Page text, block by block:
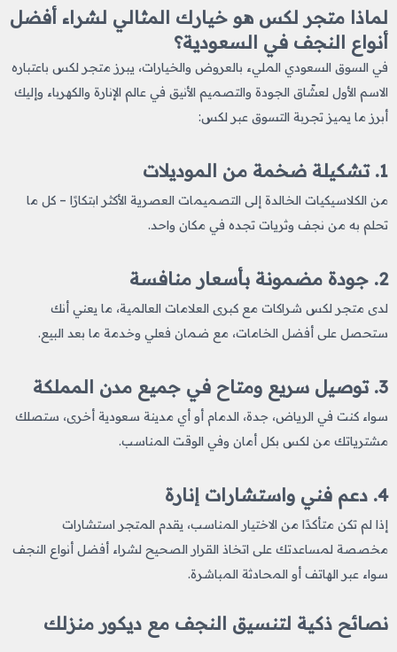
لماذا متجر لكس هو خيارك المثالي لشراء أفضل
أنواع النجف في السعودية؟
في السوق السعودي المليء بالعروض والخيارات، يبرز متجر لكس باعتباره
الاسم الأول لعشّاق الجودة والتصميم الأنيق في عالم الإنارة والكهرباء وإليك
أبرز ما يميز تجربة التسوق عبر لكس:
1. تشكيلة ضخمة من الموديلات
من الكلاسيكيات الخالدة إلى التصميمات العصرية الأكثر ابتكارًا – كل ما
تحلم به من نجف وثريات تجده في مكان واحد.
2. جودة مضمونة بأسعار منافسة
لدى متجر لكس شراكات مع كبرى العلامات العالمية، ما يعني أنك
ستحصل على أفضل الخامات، مع ضمان فعلي وخدمة ما بعد البيع.
3. توصيل سريع ومتاح في جميع مدن المملكة
سواء كنت في الرياض، جدة، الدمام أو أي مدينة سعودية أخرى، ستصلك
مشترياتك من لكس بكل أمان وفي الوقت المناسب.
4. دعم فني واستشارات إنارة
إذا لم تكن متأكدًا من الاختيار المناسب، يقدم المتجر استشارات
مخصصة لمساعدتك على اتخاذ القرار الصحيح لشراء أفضل أنواع النجف
سواء عبر الهاتف أو المحادثة المباشرة.
نصائح ذكية لتنسيق النجف مع ديكور منزلك